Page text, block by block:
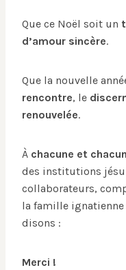
Que ce Noël soit un
d’amour sincère.
Que la nouvelle
rencontre, le
renouvelée.
À chacune et
des institutions
collaborateurs,
la famille ignatienne
disons :
Merci !